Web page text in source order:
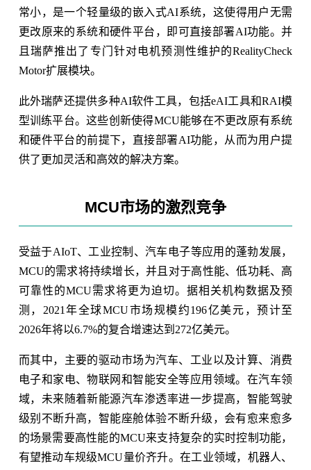
常小，是一个轻量级的嵌入式AI系统，这使得用户无需
更改原来的系统和硬件平台，即可直接部署AI功能。并
且瑞萨推出了专门针对电机预测性维护的RealityCheck
Motor扩展模块。
此外瑞萨还提供多种AI软件工具，包括eAI工具和RAI模
型训练平台。这些创新使得MCU能够在不更改原有系统
和硬件平台的前提下，直接部署AI功能，从而为用户提
供了更加灵活和高效的解决方案。
MCU市场的激烈竞争
受益于AIoT、工业控制、汽车电子等应用的蓬勃发展，
MCU的需求将持续增长，并且对于高性能、低功耗、高
可靠性的MCU需求将更为迫切。据相关机构数据及预
测，2021年全球MCU市场规模约196亿美元，预计至
2026年将以6.7%的复合增速达到272亿美元。
而其中，主要的驱动市场为汽车、工业以及计算、消费
电子和家电、物联网和智能安全等应用领域。在汽车领
域，未来随着新能源汽车渗透率进一步提高，智能驾驶
级别不断升高，智能座舱体验不断升级，会有愈来愈多
的场景需要高性能的MCU来支持复杂的实时控制功能，
有望推动车规级MCU量价齐升。在工业领域，机器人、